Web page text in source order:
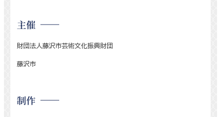
主催
財団法人藤沢市芸術文化振興財団
藤沢市
制作